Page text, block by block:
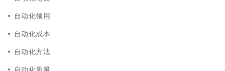
自动化领用
自动化成本
自动化方法
自动化质量